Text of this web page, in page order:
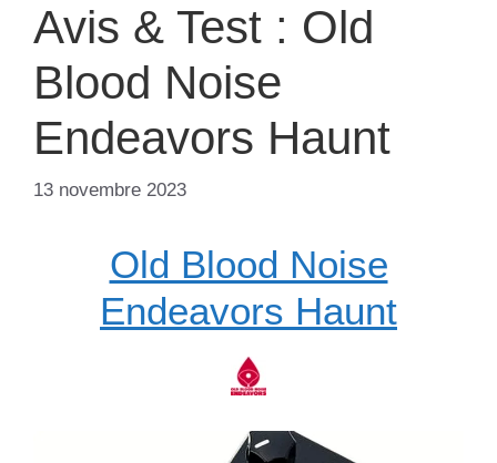
Avis & Test : Old
Blood Noise
Endeavors Haunt
13 novembre 2023
Old Blood Noise
Endeavors Haunt